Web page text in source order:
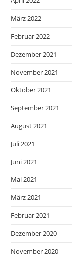
März 2022
Februar 2022
Dezember 2021
November 2021
Oktober 2021
September 2021
August 2021
Juli 2021
Juni 2021
Mai 2021
März 2021
Februar 2021
Dezember 2020
November 2020